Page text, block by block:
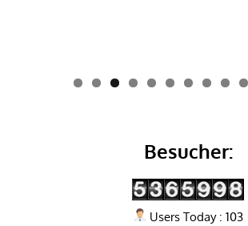
0
Besucher:
Users Today : 103